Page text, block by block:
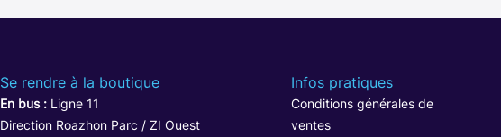
Se rendre à la boutique
En bus :Ligne 11
Direction Roazhon Parc / ZI Ouest
Infos pratiques
Conditions générales de
ventes